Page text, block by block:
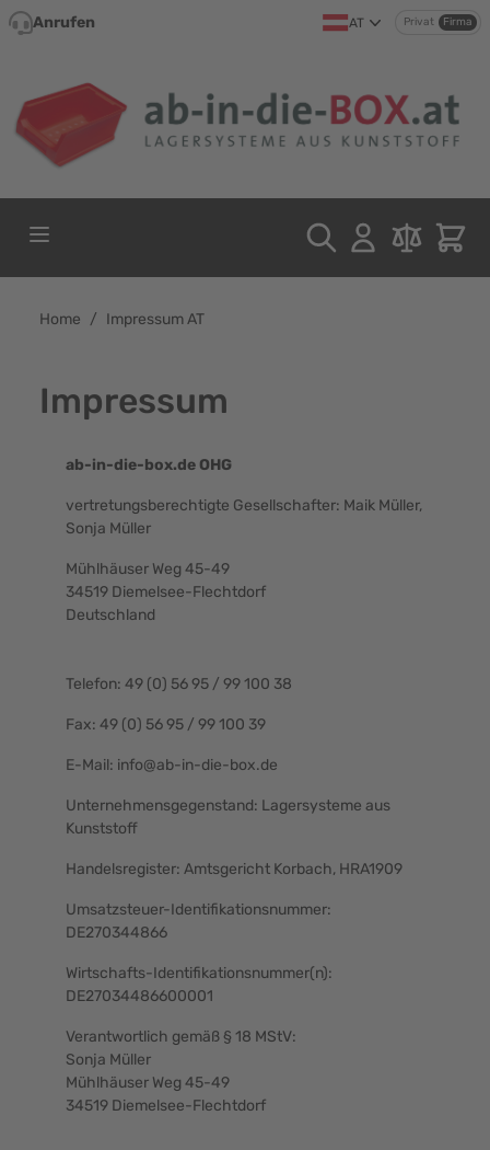
Direkt zum Inhalt
Anrufen AT Privat Firma
Home / Impressum AT
Impressum
ab-in-die-box.de OHG
vertretungsberechtigte Gesellschafter: Maik Müller,
Sonja Müller
Mühlhäuser Weg 45-49
34519 Diemelsee-Flechtdorf
Deutschland
Telefon: 49 (0) 56 95 / 99 100 38
Fax: 49 (0) 56 95 / 99 100 39
E-Mail: info@ab-in-die-box.de
Unternehmensgegenstand: Lagersysteme aus
Kunststoff
Handelsregister: Amtsgericht Korbach, HRA1909
Umsatzsteuer-Identifikationsnummer:
DE270344866
Wirtschafts-Identifikationsnummer(n):
DE27034486600001
Verantwortlich gemäß § 18 MStV:
Sonja Müller
Mühlhäuser Weg 45-49
34519 Diemelsee-Flechtdorf